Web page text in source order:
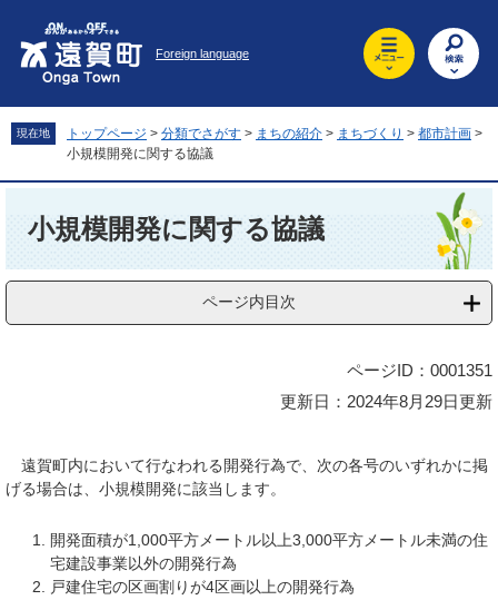
先
頭
を
飛
へ
Foreign language
現在地 トップページ > 分類でさがす > まちの紹介 > まちづくり > 都市計画 >
小規模開発に関する協議
小規模開発に関する協議
ページ内目次
ページID：0001351
更新日：2024年8月29日更新
遠賀町内において行なわれる開発行為で、次の各号のいずれかに掲
げる場合は、小規模開発に該当します。
開発面積が1,000平方メートル以上3,000平方メートル未満の住
宅建設事業以外の開発行為
戸建住宅の区画割りが4区画以上の開発行為